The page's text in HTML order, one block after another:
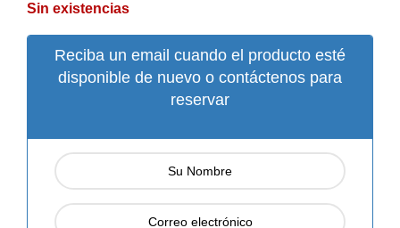
Sin existencias
Reciba un email cuando el producto esté
disponible de nuevo o contáctenos para
reservar